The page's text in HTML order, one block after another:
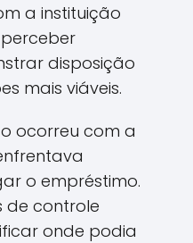
a instituição
disposição
mais viáveis.
ocorreu com a
o empréstimo.
de controle
onde podia